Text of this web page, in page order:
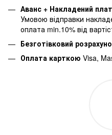
Аванс + Накладений
Умовою відправки
оплата min.10% від
Безготівковий
Оплата карткою Visa,